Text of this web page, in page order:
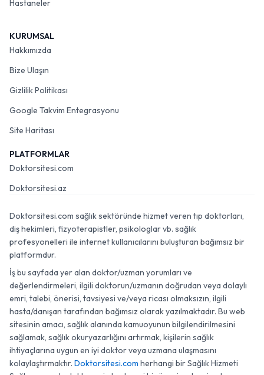
Hastaneler
KURUMSAL
Hakkımızda
Bize Ulaşın
Gizlilik Politikası
Google Takvim Entegrasyonu
Site Haritası
PLATFORMLAR
Doktorsitesi.com
Doktorsitesi.az
Doktorsitesi.com sağlık sektöründe hizmet veren tıp doktorları,
diş hekimleri, fizyoterapistler, psikologlar vb. sağlık
profesyonelleri ile internet kullanıcılarını buluşturan bağımsız bir
platformdur.
İş bu sayfada yer alan doktor/uzman yorumları ve
değerlendirmeleri, ilgili doktorun/uzmanın doğrudan veya dolaylı
emri, talebi, önerisi, tavsiyesi ve/veya ricası olmaksızın, ilgili
hasta/danışan tarafından bağımsız olarak yazılmaktadır. Bu web
sitesinin amacı, sağlık alanında kamuoyunun bilgilendirilmesini
sağlamak, sağlık okuryazarlığını artırmak, kişilerin sağlık
ihtiyaçlarına uygun en iyi doktor veya uzmana ulaşmasını
kolaylaştırmaktır. Doktorsitesi.com herhangi bir Sağlık Hizmeti